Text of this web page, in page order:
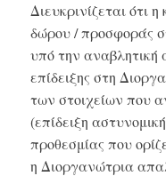
Διευκρινίζεται ότι
δώρου / προσφοράς
υπό την αναβλητική
επίδειξης στη
των στοιχείων που
(επίδειξη
προθεσμίας που
η Διοργανώτρια